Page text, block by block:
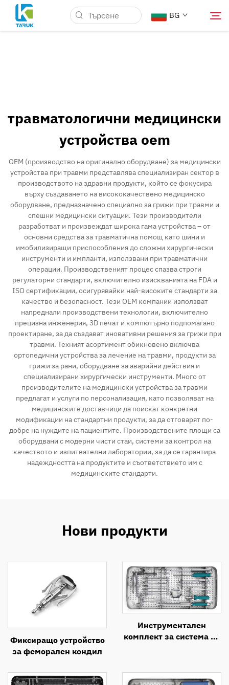
BG
Възможности
Новини и Събития
За Нас
Блог
Контакт
травматологични медицински
устройства oem
OEM (производство на оригинално оборудване) за медицински
устройства при травми представлява специализиран сектор в
производството на здравни продукти, който се фокусира
върху създаването на висококачествено медицинско
оборудване, предназначено специално за грижи при травми и
спешни медицински ситуации. Тези производители
разработват и произвеждат широка гама устройства – от
основни средства за травматична помощ като шини и
имобилизиращи приспособления до сложни хирургически
инструменти и импланти, използвани при травматични
операции. Производственият процес спазва строги
регулаторни стандарти, включително изискванията на FDA и
ISO сертификации, осигурявайки най-високите стандарти за
качество и безопасност. Тези OEM компании използват
напреднали производствени технологии, включително
прецизна инженерия, 3D печат и компютърно подпомагано
проектиране, за да създават иновативни решения за грижи при
травми. Техният асортимент обикновено включва
ортопедични устройства за лечение на травми, продукти за
грижи за рани, оборудване за аварийни действия и
специализирани хирургически инструменти. Много от
производителите на медицински устройства за травми
предлагат и услуги по персонализация, като позволяват на
медицинските доставчици да поискат конкретни
модификации на стандартни продукти, за да отговарят по-
добре на нуждите на пациентите. Производствените площи са
оборудвани с модерни чисти стаи, системи за контрол на
качеството и изпитвателни лаборатории, за да се гарантира
надеждността на продуктите и съответствието им с
медицинските стандарти.
Нови продукти
Фиксиращо устройство
за феморален кондил
Инструментален
комплект за система за
(ACIF)